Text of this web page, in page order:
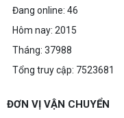
Đang online: 46
Hôm nay: 2015
Tháng: 37988
Tổng truy cập: 7523681
ĐƠN VỊ VẬN CHUYỂN